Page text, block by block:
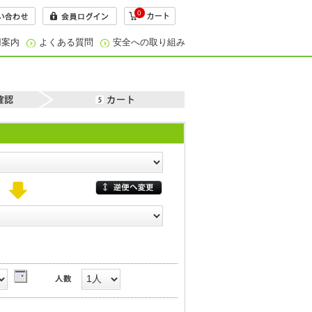
0
内 よくある質問 安全への取り組み